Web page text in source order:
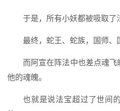
于是，所有小妖都被吸取了
最终，蛇王、蛇族，国师、
而阿宣在阵法中也差点魂
他的魂魄。
也就是说法宝超过了世间